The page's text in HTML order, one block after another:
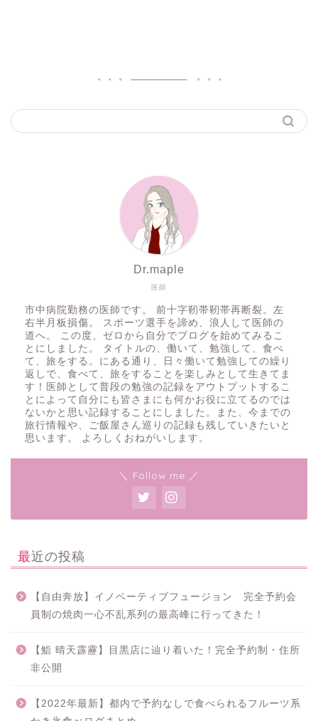
医師
Dr.maple
市中病院勤務の医師です。 前十字靭帯靭帯再断裂。左
右半月板損傷。 スポーツ選手を諦め、浪人して医師の
道へ。 この度、ゼロから自分でブログを始めてみるこ
とにしました。 タイトルの、働いて、勉強して、食べ
て、旅をする。にある通り、日々働いて勉強しての繰り
返しで、食べて、旅をすることを楽しみとして生きてま
す！医師として普段の勉強の記録をアウトプットするこ
とによって自分にも皆さまにも何かお役に立てるのでは
ないかと思い記録することにしました。また、今までの
旅行情報や、ご飯屋さん巡りの記録も残していきたいと
思います。 よろしくおねがいします。
＼ Follow me ／
最近の投稿
【自由奔放】イノベーティブフュージョン 完全予約会
員制の焼肉一心不乱系列の最高峰に行ってきた！
【鮨 晴天霹靂】目黒店に辿り着いた！完全予約制・住所
非公開
【2022年最新】都内で予約なしで食べられるフルーツ系